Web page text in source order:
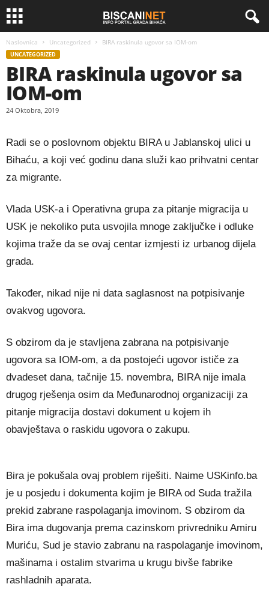
Naslovnica Uncategorized BIRA raskinula ugovor sa IOM-om
UNCATEGORIZED
BIRA raskinula ugovor sa
IOM-om
24 Oktobra, 2019
Radi se o poslovnom objektu BIRA u Jablanskoj ulici u
Bihaću, a koji već godinu dana služi kao prihvatni centar
za migrante.
Vlada USK-a i Operativna grupa za pitanje migracija u
USK je nekoliko puta usvojila mnoge zaključke i odluke
kojima traže da se ovaj centar izmjesti iz urbanog dijela
grada.
Također, nikad nije ni data saglasnost na potpisivanje
ovakvog ugovora.
S obzirom da je stavljena zabrana na potpisivanje
ugovora sa IOM-om, a da postojeći ugovor ističe za
dvadeset dana, tačnije 15. novembra, BIRA nije imala
drugog rješenja osim da Međunarodnoj organizaciji za
pitanje migracija dostavi dokument u kojem ih
obavještava o raskidu ugovora o zakupu.
Bira je pokušala ovaj problem riješiti. Naime USKinfo.ba
je u posjedu i dokumenta kojim je BIRA od Suda tražila
prekid zabrane raspolaganja imovinom. S obzirom da
Bira ima dugovanja prema cazinskom privredniku Amiru
Muriću, Sud je stavio zabranu na raspolaganje imovinom,
mašinama i ostalim stvarima u krugu bivše fabrike
rashladnih aparata.